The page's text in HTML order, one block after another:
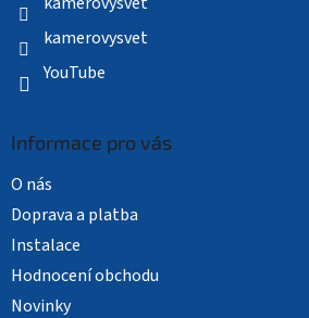
kamerovysvet
YouTube
Informace pro vás
O nás
Doprava a platba
Instalace
Hodnocení obchodu
Novinky